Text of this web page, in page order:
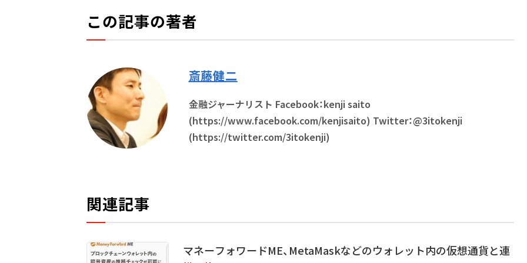
この記事の著者
斎藤健二
金融ジャーナリスト Facebook：kenji saito
(https://www.facebook.com/kenjisaito) Twitter：@3itokenji
(https://twitter.com/3itokenji)
関連記事
マネーフォワードME、MetaMaskなどのウォレット内の仮想通貨と連